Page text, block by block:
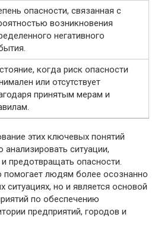
опасности, связанная с
возникновения
негативного
когда риск опасности
или отсутствует
принятым мерам и
этих ключевых понятий
ситуации,
предотвращать опасности.
людям более осознанно
ситуациях, но и является основой
по обеспечению
предприятий, городов и